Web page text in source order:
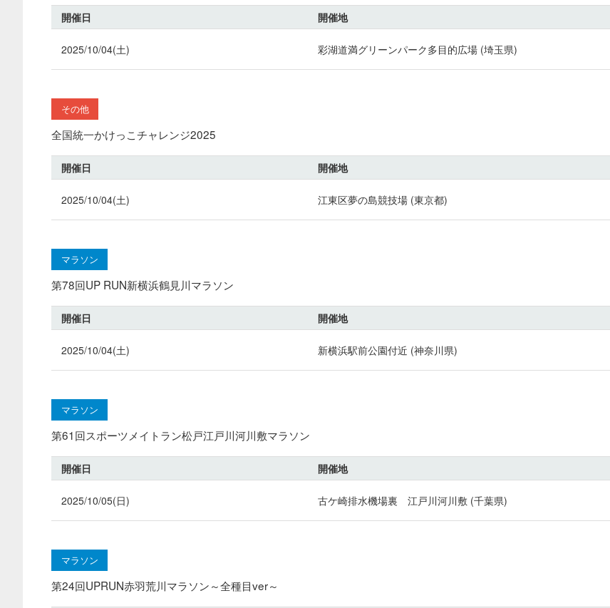
開催日 開催地
2025/10/04(土) 彩湖道満グリーンパーク多目的広場 (埼玉県)
その他
全国統一かけっこチャレンジ2025
開催日 開催地
2025/10/04(土) 江東区夢の島競技場 (東京都)
マラソン
第78回UP RUN新横浜鶴見川マラソン
開催日 開催地
2025/10/04(土) 新横浜駅前公園付近 (神奈川県)
マラソン
第61回スポーツメイトラン松戸江戸川河川敷マラソン
開催日 開催地
2025/10/05(日) 古ケ崎排水機場裏 江戸川河川敷 (千葉県)
マラソン
第24回UPRUN赤羽荒川マラソン～全種目ver～